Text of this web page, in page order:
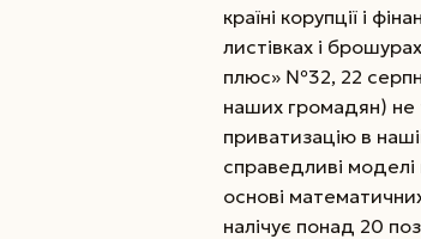
країні корупції і
листівках і
плюс» №32, 22
наших громадян) не
приватизацію в
справедливі
основі
налічує понад 20